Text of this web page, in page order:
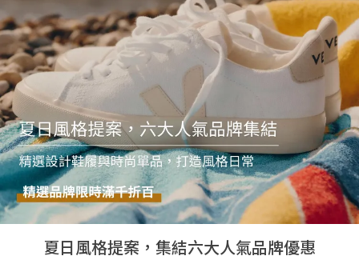
夏日風格提案，集結六大人氣品牌優惠